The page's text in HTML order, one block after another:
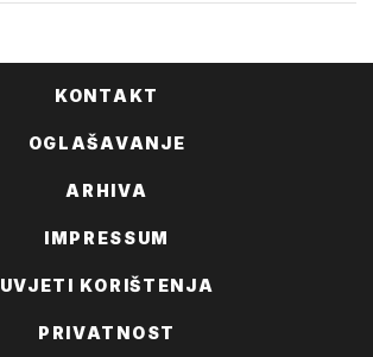
KONTAKT
OGLAŠAVANJE
ARHIVA
IMPRESSUM
UVJETI KORIŠTENJA
PRIVATNOST